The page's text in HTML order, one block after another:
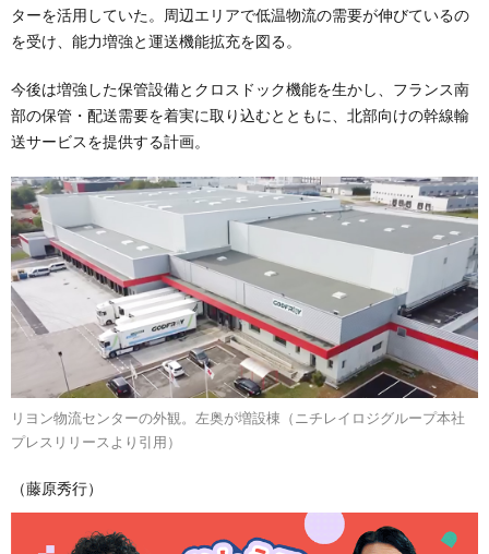
ターを活用していた。周辺エリアで低温物流の需要が伸びているの
を受け、能力増強と運送機能拡充を図る。
今後は増強した保管設備とクロスドック機能を生かし、フランス南
部の保管・配送需要を着実に取り込むとともに、北部向けの幹線輸
送サービスを提供する計画。
リヨン物流センターの外観。左奥が増設棟（ニチレイロジグループ本社
プレスリリースより引用）
（藤原秀行）